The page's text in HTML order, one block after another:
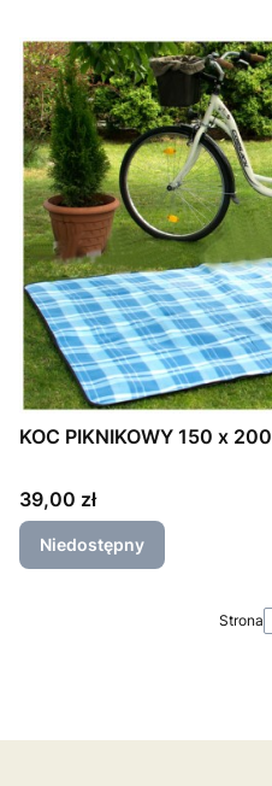
KOC PIKNIKOWY 150 x 200
Cena
39,00 zł
Niedostępny
Strona